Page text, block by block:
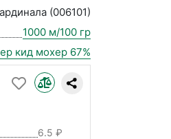
(006101)
1000 м/100 гр
кид мохер 67%
6.5 ₽